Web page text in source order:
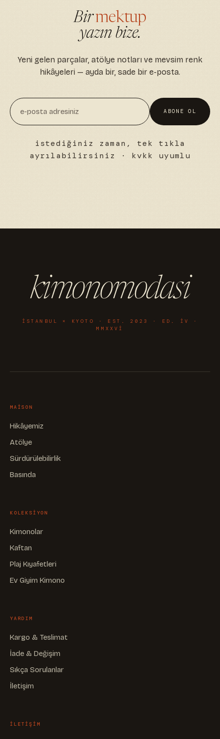
Birmektup
yazın bize.
Yeni gelen parçalar, atölye notları ve mevsim renk
hikâyeleri — ayda bir, sade bir e-posta.
ABONE OL
istediğiniz zaman, tek tıkla
ayrılabilirsiniz · kvkk uyumlu
kimonomodasi
ISTANBUL × KYOTO · EST. 2023 · ED. IV ·
MMXXVI
MAISON
Hikâyemiz
Atölye
Sürdürülebilirlik
Basında
KOLEKSIYON
Kimonolar
Kaftan
Plaj Kıyafetleri
Ev Giyim Kimono
YARDIM
Kargo & Teslimat
İade & Değişim
Sıkça Sorulanlar
İletişim
ILETIŞIM